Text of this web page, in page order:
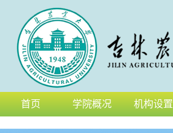
首页 学院概况 机构设置